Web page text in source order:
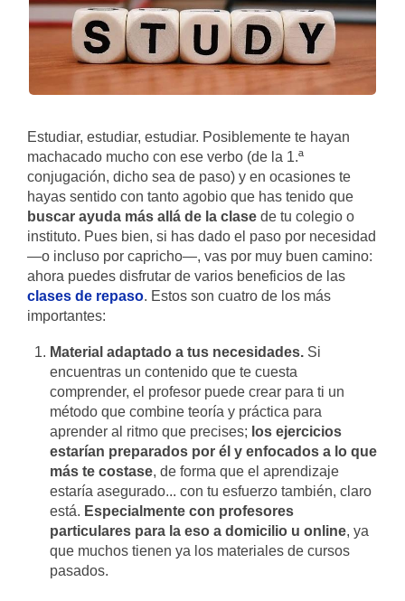
Estudiar, estudiar, estudiar. Posiblemente te hayan
machacado mucho con ese verbo (de la 1.ª
conjugación, dicho sea de paso) y en ocasiones te
hayas sentido con tanto agobio que has tenido que
buscar ayuda más allá de la clase de tu colegio o
instituto. Pues bien, si has dado el paso por necesidad
—o incluso por capricho—, vas por muy buen camino:
ahora puedes disfrutar de varios beneficios de las
clases de repaso. Estos son cuatro de los más
importantes:
Material adaptado a tus necesidades. Si
encuentras un contenido que te cuesta
comprender, el profesor puede crear para ti un
método que combine teoría y práctica para
aprender al ritmo que precises; los ejercicios
estarían preparados por él y enfocados a lo que
más te costase, de forma que el aprendizaje
estaría asegurado... con tu esfuerzo también, claro
está. Especialmente con profesores
particulares para la eso a domicilio u online, ya
que muchos tienen ya los materiales de cursos
pasados.